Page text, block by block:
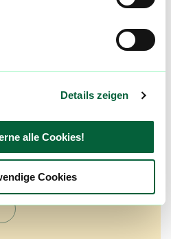
Details zeigen
alle Cookies!
Cookies
Deinen Kommentaren
rechtzeitig über
zu werden und
zu erhalten!